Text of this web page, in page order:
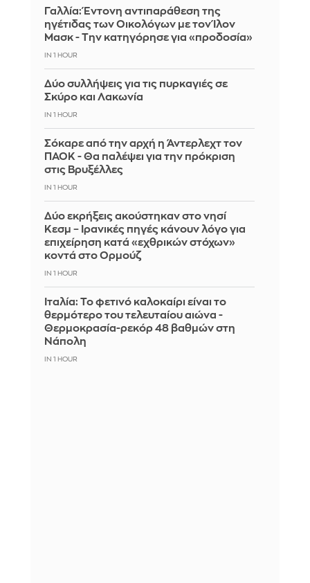
Γαλλία: Έντονη αντιπαράθεση της
ηγέτιδας των Οικολόγων με τον Ίλον
Μασκ - Την κατηγόρησε για «προδοσία»
IN 1 HOUR
Δύο συλλήψεις για τις πυρκαγιές σε
Σκύρο και Λακωνία
IN 1 HOUR
Σόκαρε από την αρχή η Άντερλεχτ τον
ΠΑΟΚ - Θα παλέψει για την πρόκριση
στις Βρυξέλλες
IN 1 HOUR
Δύο εκρήξεις ακούστηκαν στο νησί
Κεσμ – Ιρανικές πηγές κάνουν λόγο για
επιχείρηση κατά «εχθρικών στόχων»
κοντά στο Ορμούζ
IN 1 HOUR
Ιταλία: To φετινό καλοκαίρι είναι το
θερμότερο του τελευταίου αιώνα -
Θερμοκρασία-ρεκόρ 48 βαθμών στη
Νάπολη
IN 1 HOUR